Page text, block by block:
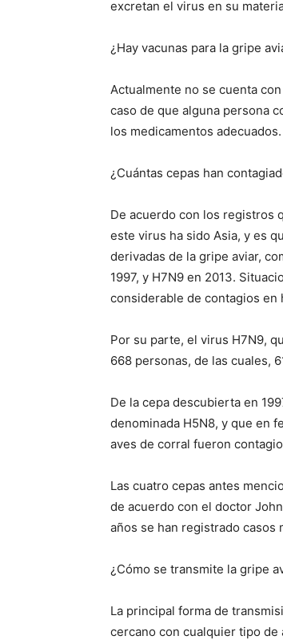
excretan el virus en su
¿Hay vacunas para la gripe
Actualmente no se cuenta
caso de que alguna persona
los medicamentos adecuados.
¿Cuántas cepas han
De acuerdo con los registros
este virus ha sido Asia, y es
derivadas de la gripe aviar,
1997, y H7N9 en 2013.
considerable de contagios en
Por su parte, el virus H7N9,
668 personas, de las cuales,
De la cepa descubierta en
denominada H5N8, y que en
aves de corral fueron
Las cuatro cepas antes
de acuerdo con el doctor
años se han registrado casos
¿Cómo se transmite la gripe
La principal forma de
cercano con cualquier tipo de